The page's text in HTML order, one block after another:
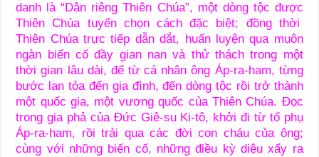
danh là “Dân riêng Thiên Chúa”, một dòng tộc được
Thiên Chúa tuyển chọn cách đặc biệt; đồng thời
Thiên Chúa trực tiếp dẫn dắt, huấn luyện qua muôn
ngàn biến cố đầy gian nan và thử thách trong một
thời gian lâu dài, để từ cá nhân ông Áp-ra-ham, từng
bước lan tỏa đến gia đình, đến dòng tộc rồi trở thành
một quốc gia, một vương quốc của Thiên Chúa. Đọc
trong gia phả của Đức Giê-su Ki-tô, khởi đi từ tổ phụ
Áp-ra-ham, rồi trải qua các đời con cháu của ông;
cùng với những biến cố, những điều kỳ diệu xẩy ra